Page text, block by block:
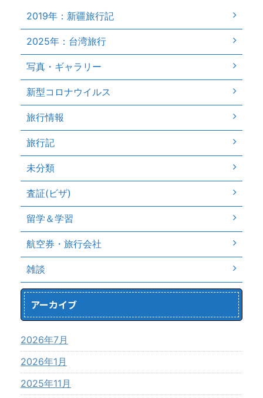
2019年：新疆旅行記
2025年：台湾旅行
写真・ギャラリー
新型コロナウイルス
旅行情報
旅行記
未分類
査証(ビザ)
留学＆学習
航空券・旅行会社
雑談
アーカイブ
2026年7月
2026年1月
2025年11月